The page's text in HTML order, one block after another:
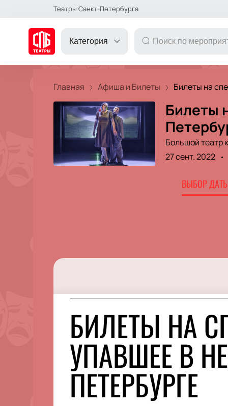
Театры Санкт-Петербурга
Категория
ДРУГОЕ
Главная Афиша и Билеты Билеты на
Билеты
Большой театр
27 сент. 2022
ВЫБОР
БИЛЕТЫ НА
УПАВШЕЕ В
ПЕТЕРБУРГЕ